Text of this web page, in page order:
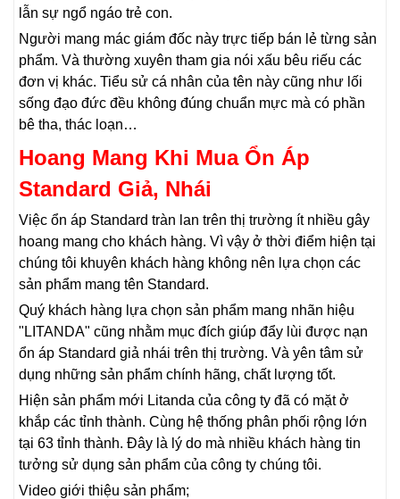
lẫn sự ngổ ngáo trẻ con.
Người mang mác giám đốc này trực tiếp bán lẻ từng sản
phẩm. Và thường xuyên tham gia nói xấu bêu riếu các
đơn vị khác. Tiểu sử cá nhân của tên này cũng như lối
sống đạo đức đều không đúng chuẩn mực mà có phần
bê tha, thác loạn…
Hoang Mang Khi Mua Ổn Áp
Standard Giả, Nhái
Việc ổn áp Standard tràn lan trên thị trường ít nhiều gây
hoang mang cho khách hàng. Vì vậy ở thời điểm hiện tại
chúng tôi khuyên khách hàng không nên lựa chọn các
sản phẩm mang tên Standard.
Quý khách hàng lựa chọn sản phẩm mang nhãn hiệu
"LITANDA" cũng nhằm mục đích giúp đẩy lùi được nạn
ổn áp Standard giả nhái trên thị trường. Và yên tâm sử
dụng những sản phẩm chính hãng, chất lượng tốt.
Hiện sản phẩm mới Litanda của công ty đã có mặt ở
khắp các tỉnh thành. Cùng hệ thống phân phối rộng lớn
tại 63 tỉnh thành. Đây là lý do mà nhiều khách hàng tin
tưởng sử dụng sản phẩm của công ty chúng tôi.
Video giới thiệu sản phẩm;